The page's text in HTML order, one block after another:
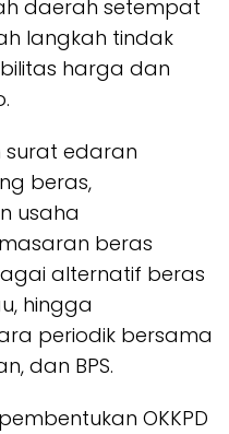
daerah setempat
langkah tindak
harga dan
surat edaran
beras,
usaha
beras
alternatif beras
hingga
periodik bersama
dan BPS.
OKKPD